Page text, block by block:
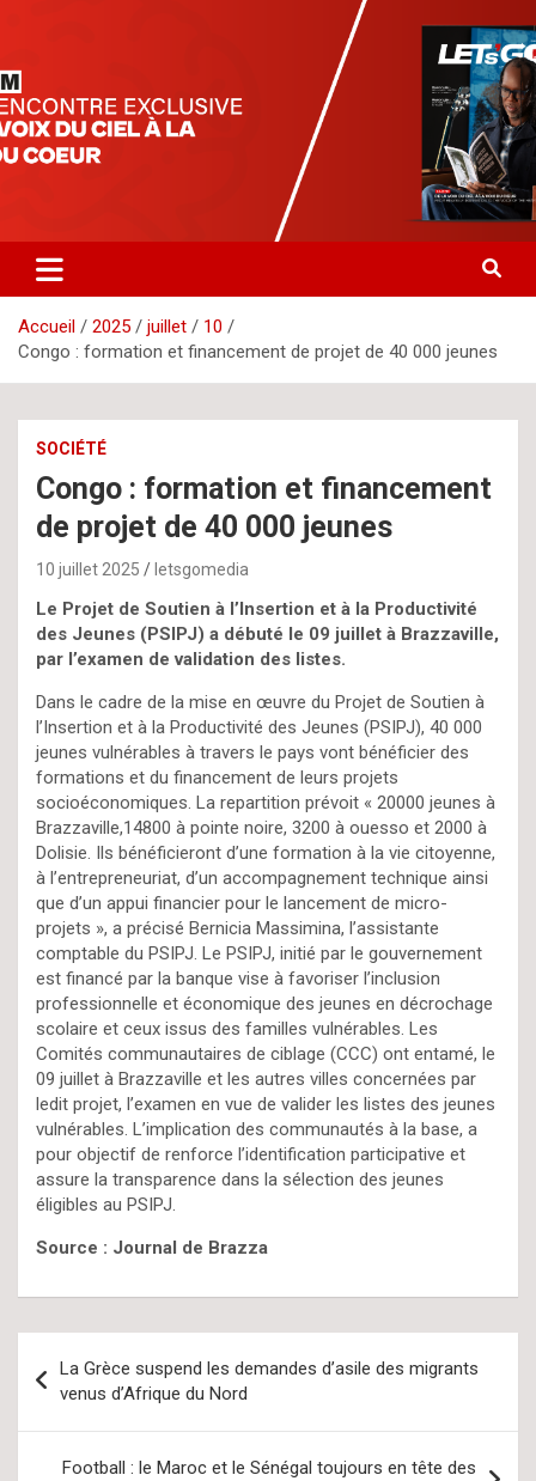
letsgomedia-ci.com
Accueil 2025 juillet
10
Congo : formation et financement de projet de 40 000 jeunes
SOCIÉTÉ
Congo : formation et financement
de projet de 40 000 jeunes
10 juillet 2025 letsgomedia
Le Projet de Soutien à l’Insertion et à la Productivité
des Jeunes (PSIPJ) a débuté le 09 juillet à Brazzaville,
par l’examen de validation des listes.
Dans le cadre de la mise en œuvre du Projet de Soutien à
l’Insertion et à la Productivité des Jeunes (PSIPJ), 40 000
jeunes vulnérables à travers le pays vont bénéficier des
formations et du financement de leurs projets
socioéconomiques. La repartition prévoit « 20000 jeunes à
Brazzaville,14800 à pointe noire, 3200 à ouesso et 2000 à
Dolisie. Ils bénéficieront d’une formation à la vie citoyenne,
à l’entrepreneuriat, d’un accompagnement technique ainsi
que d’un appui financier pour le lancement de micro-
projets », a précisé Bernicia Massimina, l’assistante
comptable du PSIPJ. Le PSIPJ, initié par le gouvernement
est financé par la banque vise à favoriser l’inclusion
professionnelle et économique des jeunes en décrochage
scolaire et ceux issus des familles vulnérables. Les
Comités communautaires de ciblage (CCC) ont entamé, le
09 juillet à Brazzaville et les autres villes concernées par
ledit projet, l’examen en vue de valider les listes des jeunes
vulnérables. L’implication des communautés à la base, a
pour objectif de renforce l’identification participative et
assure la transparence dans la sélection des jeunes
éligibles au PSIPJ.
Source : Journal de Brazza
de
l’article
La Grèce suspend les demandes d’asile des migrants
venus d’Afrique du Nord
Football : le Maroc et le Sénégal toujours en tête des